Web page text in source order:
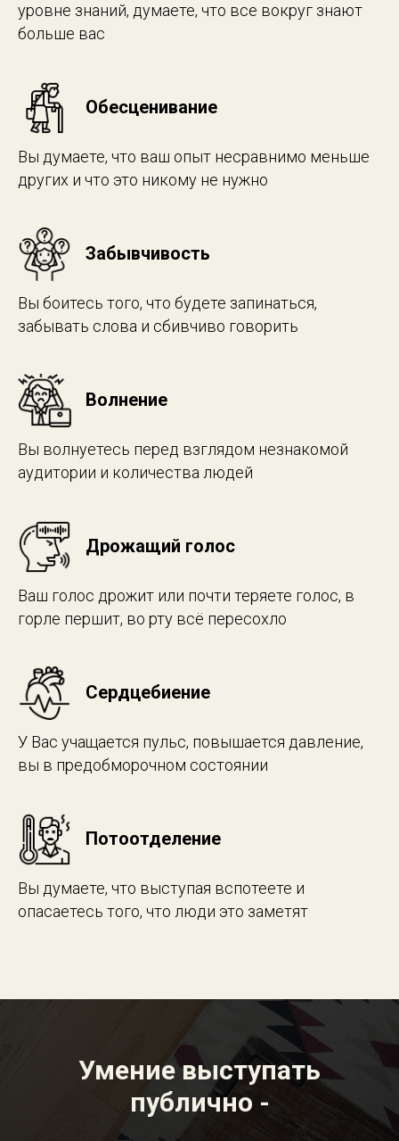
уровне знаний, думаете, что все вокруг знают
больше вас
Обесценивание
Вы думаете, что ваш опыт несравнимо меньше
других и что это никому не нужно
Забывчивость
Вы боитесь того, что будете запинаться,
забывать слова и сбивчиво говорить
Волнение
Вы волнуетесь перед взглядом незнакомой
аудитории и количества людей
Дрожащий голос
Ваш голос дрожит или почти теряете голос, в
горле першит, во рту всё пересохло
Сердцебиение
У Вас учащается пульс, повышается давление,
вы в предобморочном состоянии
Потоотделение
Вы думаете, что выступая вспотеете и
опасаетесь того, что люди это заметят
Умение выступать
публично -